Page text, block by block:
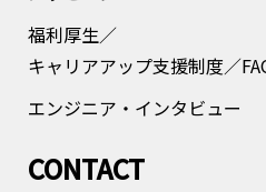
福利厚生／
キャリアアップ支援制度／
エンジニア・インタビュー
CONTACT